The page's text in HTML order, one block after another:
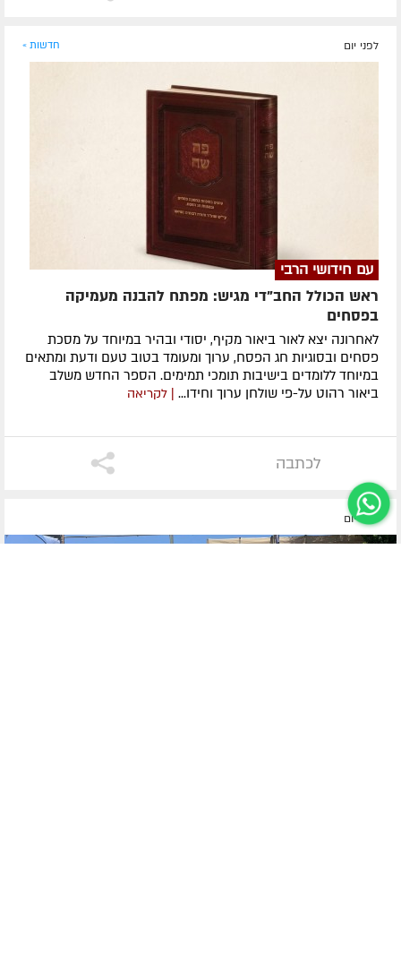
לפני יום חדשות »
עם חידושי הרבי
ראש הכולל החב"די מגיש: מפתח להבנה מעמיקה
בפסחים
לאחרונה ​יצא לאור ביאור מקיף, יסודי ובהיר במיוחד על מסכת
פסחים ובסוגיות חג הפסח, ערוך ומעומד בטוב טעם ודעת ומתאים
במיוחד ללומדים בישיבות תומכי תמימים. ​הספר החדש משלב
ביאור רהוט על-פי שולחן ערוך וחידו...
| לקריאה
לכתבה
לפני יום